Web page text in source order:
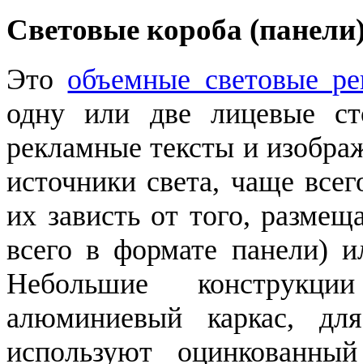
Световые короба
Это объемные световые
одну или две лицевые
рекламные тексты и
источники света, чаще
их зависть от того,
всего в формате панели)
Небольшие
алюминиевый каркас,
используют